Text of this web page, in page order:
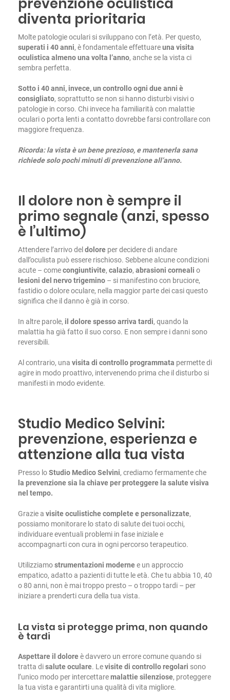
diventa prioritaria
Molte patologie oculari si sviluppano con l’età. Per questo,
superati i 40 anni, è fondamentale effettuareuna visita
oculistica almeno una volta l’anno, anche se la vista ci
sembra perfetta.
Sotto i 40 anni, invece, un controllo ogni due anni è
consigliato, soprattutto se non si hanno disturbi visivi o
patologie in corso. Chi invece ha familiarità con malattie
oculari o porta lenti a contatto dovrebbe farsi controllare con
maggiore frequenza.
Ricorda: la vista è un bene prezioso, e mantenerla sana
richiede solo pochi minuti di prevenzione all’anno.
Il dolore non è sempre il
primo segnale (anzi, spesso
è l’ultimo)
Attendere l’arrivo del dolore per decidere di andare
dall’oculista può essere rischioso. Sebbene alcune condizioni
acute – comecongiuntivite, calazio, abrasioni corneali o
lesioni del nervo trigemino – si manifestino con bruciore,
fastidio o dolore oculare, nella maggior parte dei casi questo
significa che il danno è già in corso.
In altre parole, il dolore spesso arriva tardi, quando la
malattia ha già fatto il suo corso. E non sempre i danni sono
reversibili.
Al contrario, una visita di controllo programmata permette di
agire in modo proattivo, intervenendo prima che il disturbo si
manifesti in modo evidente.
Studio Medico Selvini:
prevenzione, esperienza e
attenzione alla tua vista
Presso loStudio Medico Selvini, crediamo fermamente che
la prevenzione sia la chiave per proteggere la salute visiva
nel tempo.
Grazie a visite oculistiche complete e personalizzate,
possiamo monitorare lo stato di salute dei tuoi occhi,
individuare eventuali problemi in fase iniziale e
accompagnarti con cura in ogni percorso terapeutico.
Utilizziamostrumentazioni modernee un approccio
empatico, adatto a pazienti di tutte le età. Che tu abbia 10, 40
o 80 anni, non è mai troppo presto – o troppo tardi – per
iniziare a prenderti cura della tua vista.
La vista si protegge prima, non quando
è tardi
Aspettare il doloreè davvero un errore comune quando si
tratta disalute oculare. Levisite di controllo regolari sono
l’unico modo per intercettaremalattie silenziose, proteggere
la tua vista e garantirti una qualità di vita migliore.